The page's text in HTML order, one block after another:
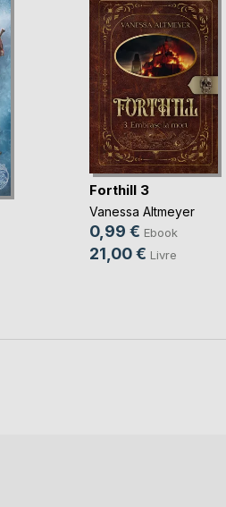
Forthill 3
Vanessa Altmeyer
0,99 € Ebook
21,00 € Livre